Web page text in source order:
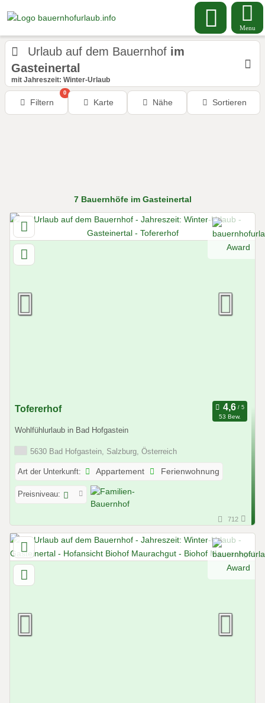
Menu
Urlaub auf dem Bauernhof im
Gasteinertal
mit Jahreszeit: Winter-Urlaub
Filtern
0
Karte Nähe Sortieren
7Bauernhöfe im Gasteinertal
Tofererhof
53 Bew.
Wohlfühlurlaub in Bad Hofgastein
5630 Bad Hofgastein, Salzburg, Österreich
Art der Unterkunft: Appartement Ferienwohnung
Preisniveau:
712